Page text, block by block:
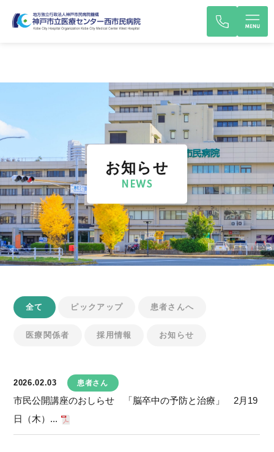
お知らせ
NEWS
全て ピックアップ 患者さんへ
医療関係者 採用情報 お知らせ
2026.02.03 患者さん
市民公開講座のおしらせ 「脳卒中の予防と治療」 2月19
日（木）...